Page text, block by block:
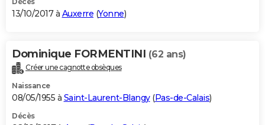
13/10/2017 à Auxerre (Yonne)
Dominique FORMENTINI (62 ans)
Créer une cagnotte obsèques
Naissance
08/05/1955 à Saint-Laurent-Blangy(Pas-de-Calais)
Décès